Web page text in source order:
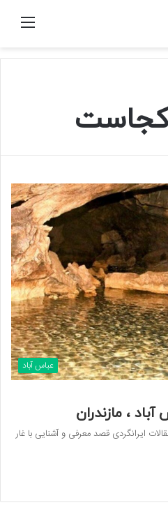
منو
کجاست
عباس آباد
، مازندران
ایرانگردی قصد معرفی و آشنایی با غار